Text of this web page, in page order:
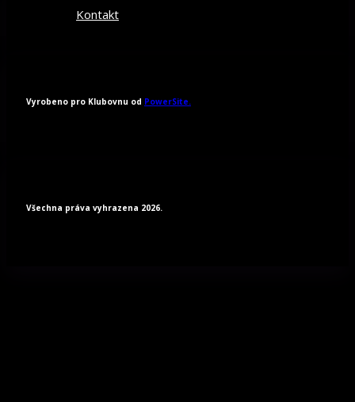
Kontakt
Vyrobeno pro Klubovnu od PowerSite.
Všechna práva vyhrazena 2026.